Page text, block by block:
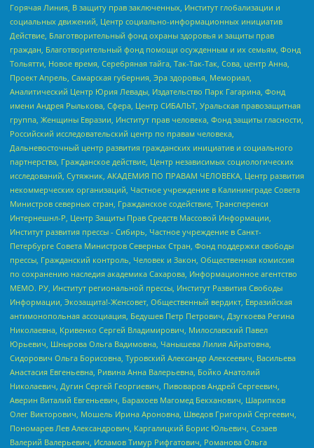
Горячая Линия, В защиту прав заключенных, Институт глобализации и
социальных движений, Центр социально-информационных инициатив
Действие, Благотворительный фонд охраны здоровья и защиты прав
граждан, Благотворительный фонд помощи осужденным и их семьям, Фонд
Тольятти, Новое время, Серебряная тайга, Так-Так-Так, Сова, центр Анна,
Проект Апрель, Самарская губерния, Эра здоровья, Мемориал,
Аналитический Центр Юрия Левады, Издательство Парк Гагарина, Фонд
имени Андрея Рылькова, Сфера, Центр СИБАЛЬТ, Уральская правозащитная
группа, Женщины Евразии, Институт прав человека, Фонд защиты гласности,
Российский исследовательский центр по правам человека,
Дальневосточный центр развития гражданских инициатив и социального
партнерства, Гражданское действие, Центр независимых социологических
исследований, Сутяжник, АКАДЕМИЯ ПО ПРАВАМ ЧЕЛОВЕКА, Центр развития
некоммерческих организаций, Частное учреждение в Калининграде Совета
Министров северных стран, Гражданское содействие, Трансперенси
Интернешнл-Р, Центр Защиты Прав Средств Массовой Информации,
Институт развития прессы - Сибирь, Частное учреждение в Санкт-
Петербурге Совета Министров Северных Стран, Фонд поддержки свободы
прессы, Гражданский контроль, Человек и Закон, Общественная комиссия
по сохранению наследия академика Сахарова, Информационное агентство
МЕМО. РУ, Институт региональной прессы, Институт Развития Свободы
Информации, Экозащита!-Женсовет, Общественный вердикт, Евразийская
антимонопольная ассоциация, Бедушев Петр Петрович, Дзугкоева Регина
Николаевна, Кривенко Сергей Владимирович, Милославский Павел
Юрьевич, Шнырова Ольга Вадимовна, Чанышева Лилия Айратовна,
Сидорович Ольга Борисовна, Туровский Александр Алексеевич, Васильева
Анастасия Евгеньевна, Ривина Анна Валерьевна, Бойко Анатолий
Николаевич, Дугин Сергей Георгиевич, Пивоваров Андрей Сергеевич,
Аверин Виталий Евгеньевич, Барахоев Магомед Бекханович, Шарипков
Олег Викторович, Мошель Ирина Ароновна, Шведов Григорий Сергеевич,
Пономарев Лев Александрович, Каргалицкий Борис Юльевич, Созаев
Валерий Валерьевич, Исламов Тимур Рифгатович, Романова Ольга